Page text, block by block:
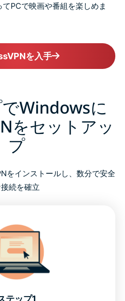
PCで映画や番組を楽しめま
を入手
Windowsに
をセットアッ
プ
をインストールし、数分で安全
続を確立
テップ1